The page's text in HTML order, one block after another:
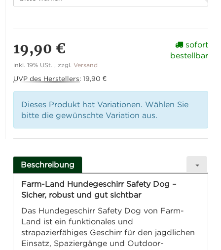
19,90 €
inkl. 19% USt. , zzgl.Versand
UVP des Herstellers:19,90 €
sofort
bestellbar
Dieses Produkt hat Variationen. Wählen Sie
bitte die gewünschte Variation aus.
Beschreibung
Farm-Land Hundegeschirr Safety Dog –
Sicher, robust und gut sichtbar
Das Hundegeschirr Safety Dog von Farm-
Land ist ein funktionales und
strapazierfähiges Geschirr für den jagdlichen
Einsatz, Spaziergänge und Outdoor-